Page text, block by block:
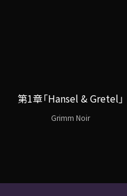
第1章「Hansel & Gretel」
Grimm Noir